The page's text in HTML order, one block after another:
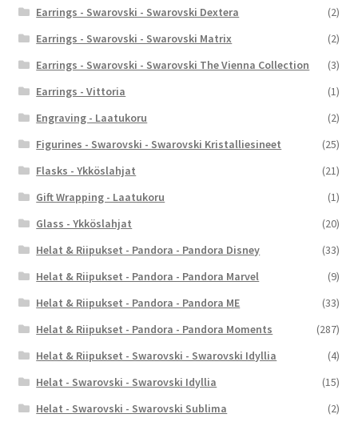
Earrings - Swarovski - Swarovski Dextera
(2)
Earrings - Swarovski - Swarovski Matrix
(2)
Earrings - Swarovski - Swarovski The Vienna Collection
(3)
Earrings - Vittoria
(1)
Engraving - Laatukoru
(2)
Figurines - Swarovski - Swarovski Kristalliesineet
(25)
Flasks - Ykköslahjat
(21)
Gift Wrapping - Laatukoru
(1)
Glass - Ykköslahjat
(20)
Helat & Riipukset - Pandora - Pandora Disney
(33)
Helat & Riipukset - Pandora - Pandora Marvel
(9)
Helat & Riipukset - Pandora - Pandora ME
(33)
Helat & Riipukset - Pandora - Pandora Moments
(287)
Helat & Riipukset - Swarovski - Swarovski Idyllia
(4)
Helat - Swarovski - Swarovski Idyllia
(15)
Helat - Swarovski - Swarovski Sublima
(2)